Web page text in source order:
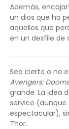
Además,
un dios que ha
aquellos que
en un desfile de
Sea cierto o no
Avengers:
grande. La idea
service (aunque
espectacular),
Thor.